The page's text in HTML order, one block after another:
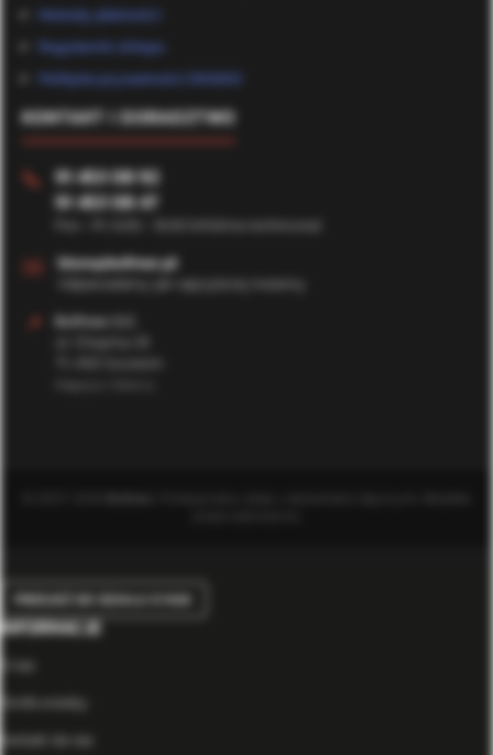
Metody płatności
Regulamin sklepu
Polityka prywatności (RODO)
KONTAKT I DORADZTWO
📞 91 453 08 92
91 453 08 47
✉️ biuro@bufmax.pl
Odpowiadamy jak najszybciej możemy
📍
Bufmax S.C.
PRZEJDŹ DO DZIAŁU O NAS
INFORMACJE
O nas
Strefa wiedzy
Kontakt do nas